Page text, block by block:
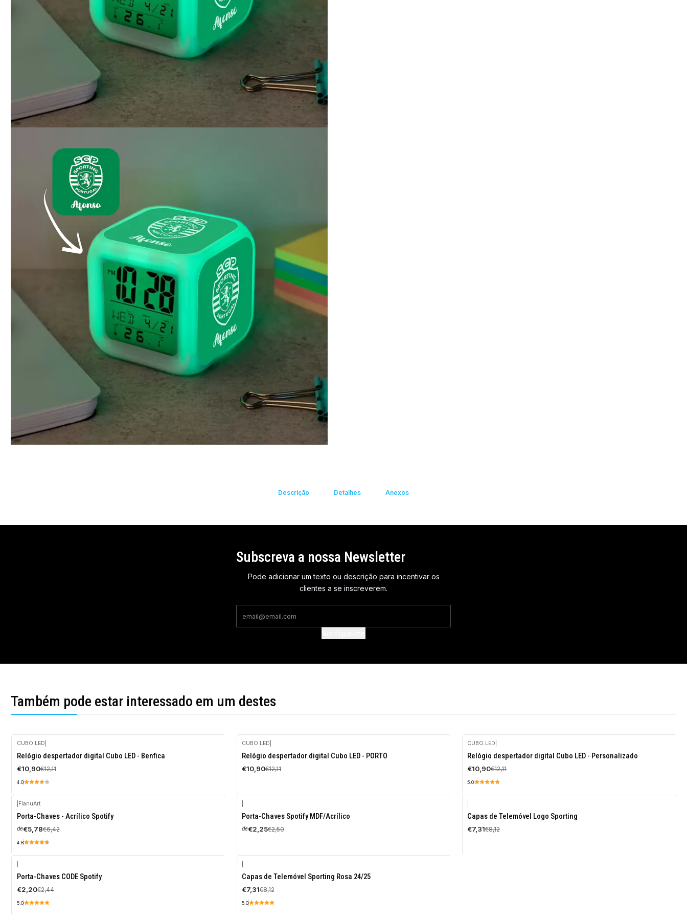
Descrição Detalhes Anexos
Subscreva a nossa Newsletter
Pode adicionar um texto ou descrição para incentivar os
clientes a se inscreverem.
Também pode estar interessado em um destes
-10%
DESCONTO
CUBO.LED
Relógio despertador digital Cubo LED - Benfica
€10,90€12,11
4.0
-10%
DESCONTO
CUBO.LED
Relógio despertador digital Cubo LED - PORTO
€10,90€12,11
-10%
DESCONTO
CUBO.LED
Relógio despertador digital Cubo LED - Personalizado
€10,90€12,11
5.0
-10%
DESCONTO
FlanuArt
Porta-Chaves - Acrílico Spotify
de€5,78€6,42
4.8
-10%
DESCONTO
Porta-Chaves Spotify MDF/Acrílico
de€2,25€2,50
-10%
DESCONTO
Capas de Telemóvel Logo Sporting
€7,31€8,12
-10%
DESCONTO
Porta-Chaves CODE Spotify
€2,20€2,44
5.0
-10%
DESCONTO
Capas de Telemóvel Sporting Rosa 24/25
€7,31€8,12
5.0